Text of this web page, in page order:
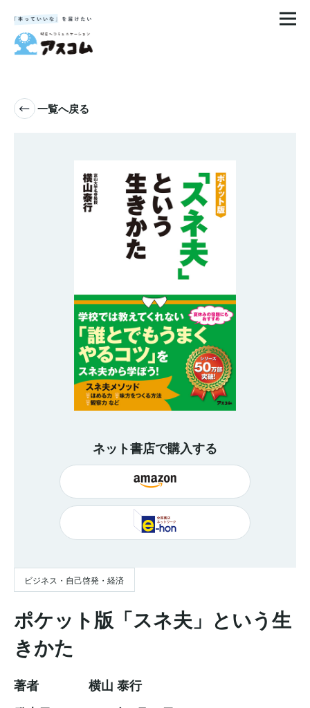
一覧へ戻る
ネット書店で購入する
ビジネス・自己啓発・経済
ポケット版「スネ夫」という生
きかた
著者
横山 泰行